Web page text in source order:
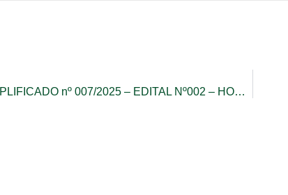
PROCESSO SELETIVO SIMPLIFICADO nº 007/2025 – EDITAL Nº002 – HOMOLOGAÇÃO PRELIMINAR DAS INSCRIÇÕES.